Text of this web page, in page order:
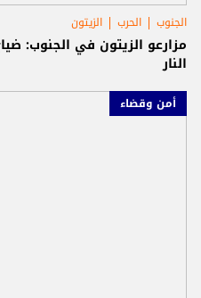
الجنوب الحرب الزيتون
مزارعو الزيتون في الجنوب:
النار
أمن وقضاء